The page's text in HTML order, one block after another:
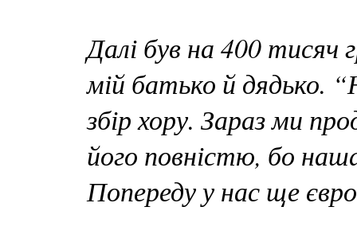
Далі був на 400 тисяч
мій батько й дядько.
збір хору. Зараз ми
його повністю, бо
Попереду у нас ще